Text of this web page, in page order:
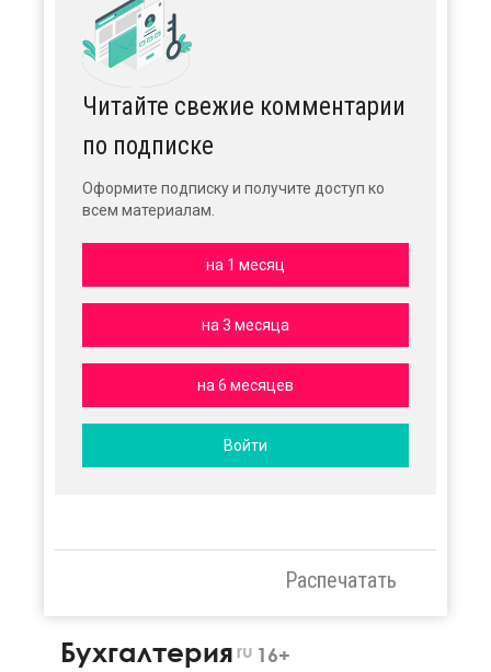
Читайте свежие комментарии
по подписке
Оформите подписку и получите доступ ко
всем материалам.
на 1 месяц
на 3 месяца
на 6 месяцев
Войти
Распечатать
Бухгалтерия ru 16+